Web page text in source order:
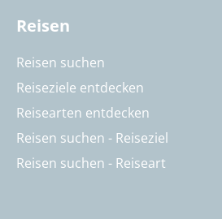
Reisen
Reisen suchen
Reiseziele entdecken
Reisearten entdecken
Reisen suchen - Reiseziel
Reisen suchen - Reiseart